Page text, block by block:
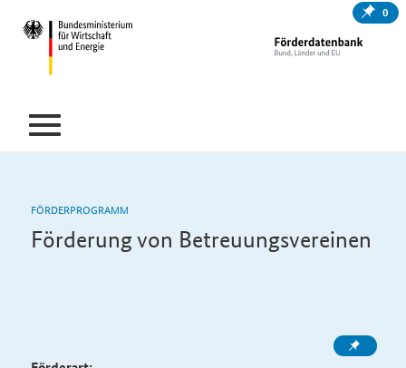
0
FÖRDERPROGRAMM
Förderung von Betreuungsvereinen